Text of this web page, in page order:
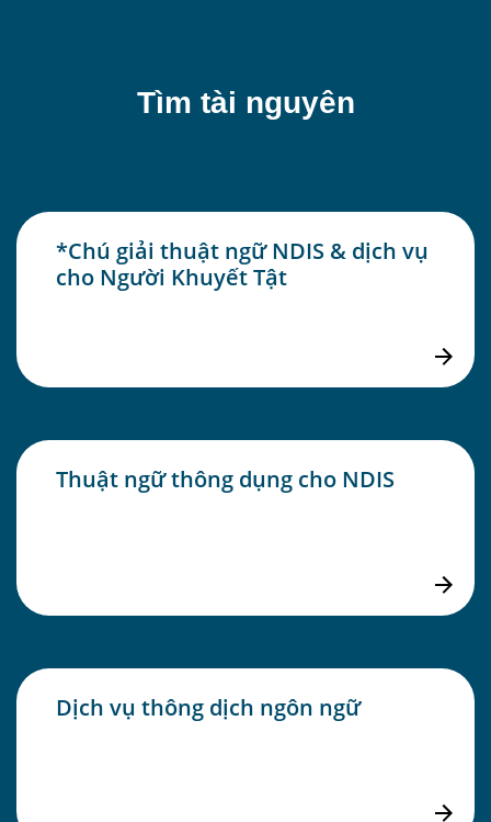
Tìm tài nguyên
*Chú giải thuật ngữ NDIS & dịch vụ
cho Người Khuyết Tật
Thuật ngữ thông dụng cho NDIS
Dịch vụ thông dịch ngôn ngữ